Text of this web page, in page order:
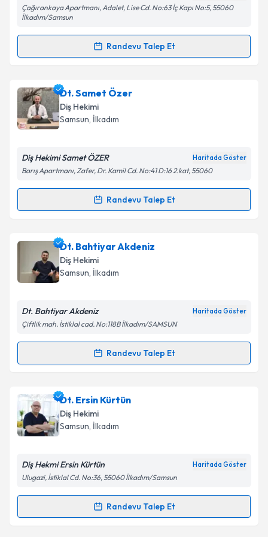
Metni'ni okudum ve kişisel verilerimin belirtilen
kapsamda işlenmesini kabul ediyorum.
Takvim Talebini Gönder
Çağırankaya Apartmanı, Adalet, Lise Cd. No:63 İç Kapı No:5, 55060
İlkadım/Samsun
Randevu Talep Et
Randevu Takvimi Talebi
Dt. Sinem Özdeniçin randevu takvimi talebi
oluşturun. Size bu uzmandan randevu almanız için bir
takvim hazırlandığında e-posta ile bilgilendireceğiz.
Kişisel verilerimin işlenmesine ilişkin
Metni'ni okudum ve kişisel verilerimin belirtilen
Takvim Talebini Gönder
Dt. Samet Özer
Diş Hekimi
Samsun, İlkadım
Diş Hekimi Samet ÖZER Haritada Göster
Barış Apartmanı, Zafer, Dr. Kamil Cd. No:41 D:16 2.kat, 55060
Randevu Talep Et
Randevu Takvimi Talebi
Dt. Samet Özeriçin randevu takvimi talebi oluşturun.
Size bu uzmandan randevu almanız için bir takvim
hazırlandığında e-posta ile bilgilendireceğiz.
Kişisel verilerimin işlenmesine ilişkin
Metni'ni okudum ve kişisel verilerimin belirtilen
Takvim Talebini Gönder
Dt. Bahtiyar Akdeniz
Diş Hekimi
Samsun, İlkadım
Dt. Bahtiyar Akdeniz Haritada Göster
Çiftlik mah. İstiklal cad. No:118B İlkadım/SAMSUN
Randevu Talep Et
Randevu Takvimi Talebi
Dt. Bahtiyar Akdeniziçin randevu takvimi talebi
oluşturun. Size bu uzmandan randevu almanız için bir
takvim hazırlandığında e-posta ile bilgilendireceğiz.
Kişisel verilerimin işlenmesine ilişkin
Metni'ni okudum ve kişisel verilerimin belirtilen
Dt. Ersin Kürtün
Diş Hekimi
Samsun, İlkadım
Diş Hekmi Ersin Kürtün Haritada Göster
Ulugazi, İstiklal Cd. No:36, 55060 İlkadım/Samsun
Randevu Talep Et
Randevu Takvimi Talebi